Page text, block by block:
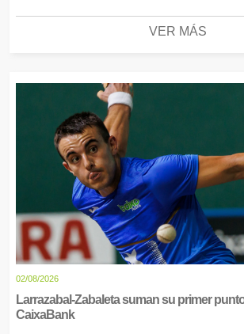
VER MÁS
02/08/2026
Larrazabal-Zabaleta suman su primer
CaixaBank